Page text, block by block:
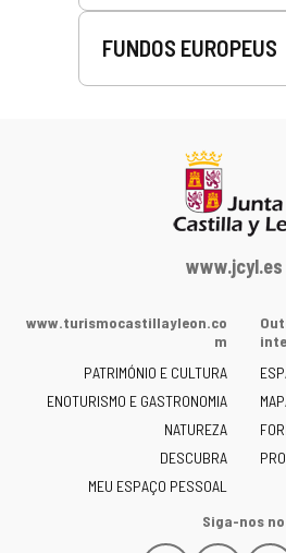
FUNDOS EUROPEUS
Portal
Junta
Castilla
y
León
-
www.jcyl.es
www.turismocastillayleon.co
m
PATRIMÓNIO E CULTURA
ENOTURISMO E GASTRONOMIA
NATUREZA
DESCUBRA
MEU ESPAÇO PESSOAL
Siga-nos no